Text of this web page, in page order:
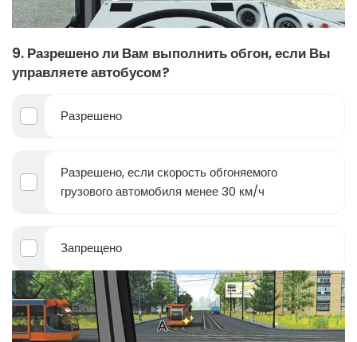
9. Разрешено ли Вам выполнить обгон, если Вы
управляете автобусом?
Разрешено
Разрешено, если скорость обгоняемого
грузового автомобиля менее 30 км/ч
Запрещено